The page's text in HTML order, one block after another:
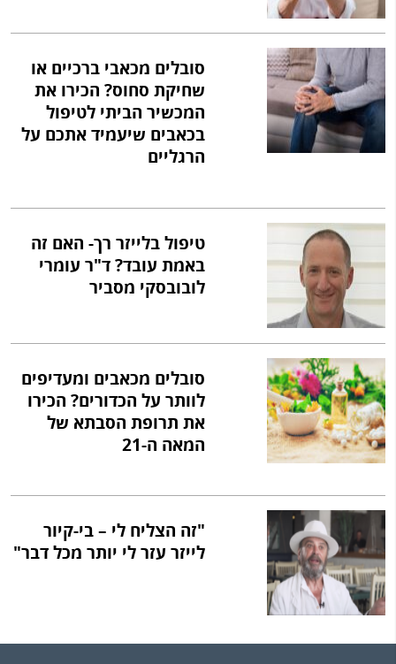
סובלים מכאבי ברכיים או
שחיקת סחוס? הכירו את
המכשיר הביתי לטיפול
בכאבים שיעמיד אתכם על
הרגליים
טיפול בלייזר רך- האם זה
באמת עובד? ד"ר עומרי
לובובסקי מסביר
סובלים מכאבים ומעדיפים
לוותר על הכדורים? הכירו
את תרופת הסבתא של
המאה ה-21
"זה הצליח לי – בי-קיור
לייזר עזר לי יותר מכל דבר"